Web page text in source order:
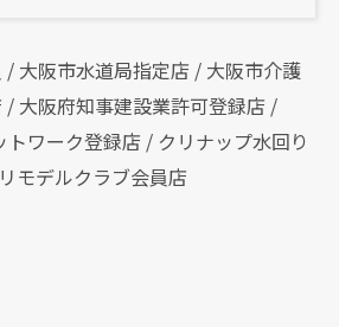
/ 大阪市水道局指定店 / 大阪市介護
大阪府知事建設業許可登録店 /
ワーク登録店 / クリナップ水回り
モデルクラブ会員店